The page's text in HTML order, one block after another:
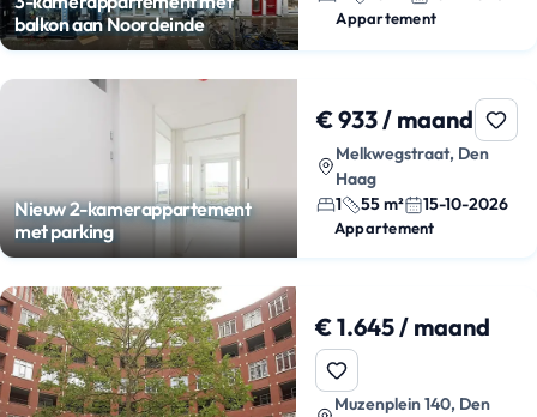
balkon aan Noordeinde
Appartement
Nieuw 2-kamerappartement
met parking
€ 933 / maand
Melkwegstraat, Den
Haag
1
55 m² 15-10-2026
Appartement
€ 1.645 / maand
Muzenplein 140, Den